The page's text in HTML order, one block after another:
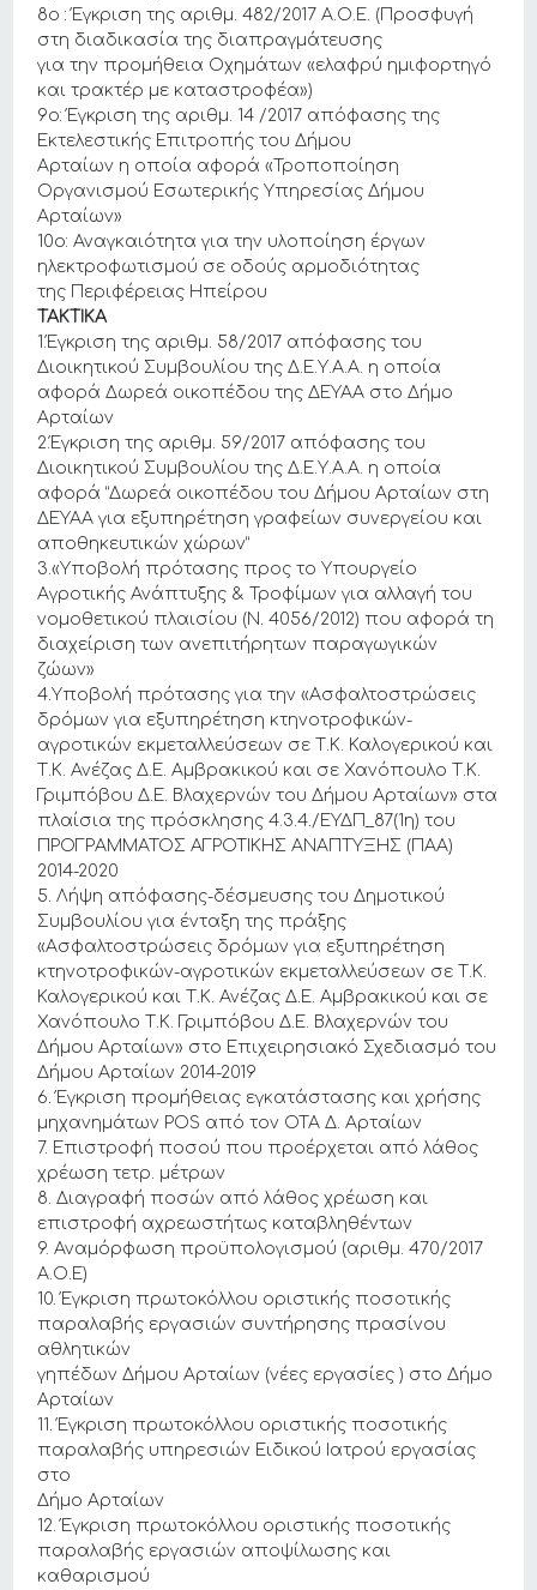
8ο : Έγκριση της αριθμ. 482/2017 Α.Ο.Ε. (Προσφυγή
στη διαδικασία της διαπραγμάτευσης
για την προμήθεια Οχημάτων «ελαφρύ ημιφορτηγό
και τρακτέρ με καταστροφέα»)
9ο: Έγκριση της αριθμ. 14 /2017 απόφασης της
Εκτελεστικής Επιτροπής του Δήμου
Αρταίων η οποία αφορά «Τροποποίηση
Οργανισμού Εσωτερικής Υπηρεσίας Δήμου
Αρταίων»
10ο: Αναγκαιότητα για την υλοποίηση έργων
ηλεκτροφωτισμού σε οδούς αρμοδιότητας
της Περιφέρειας Ηπείρου
ΤΑΚΤΙΚΑ
1.Έγκριση της αριθμ. 58/2017 απόφασης του
Διοικητικού Συμβουλίου της Δ.Ε.Υ.Α.Α. η οποία
αφορά Δωρεά οικοπέδου της ΔΕΥΑΑ στο Δήμο
Αρταίων
2.Έγκριση της αριθμ. 59/2017 απόφασης του
Διοικητικού Συμβουλίου της Δ.Ε.Υ.Α.Α. η οποία
αφορά “Δωρεά οικοπέδου του Δήμου Αρταίων στη
ΔΕΥΑΑ για εξυπηρέτηση γραφείων συνεργείου και
αποθηκευτικών χώρων”
3.«Υποβολή πρότασης προς το Υπουργείο
Αγροτικής Ανάπτυξης & Τροφίμων για αλλαγή του
νομοθετικού πλαισίου (Ν. 4056/2012) που αφορά τη
διαχείριση των ανεπιτήρητων παραγωγικών
ζώων»
4.Υποβολή πρότασης για την «Ασφαλτοστρώσεις
δρόμων για εξυπηρέτηση κτηνοτροφικών-
αγροτικών εκμεταλλεύσεων σε Τ.Κ. Καλογερικού και
Τ.Κ. Ανέζας Δ.Ε. Αμβρακικού και σε Χανόπουλο Τ.Κ.
Γριμπόβου Δ.Ε. Βλαχερνών του Δήμου Αρταίων» στα
πλαίσια της πρόσκλησης 4.3.4./ΕΥΔΠ_87(1η) του
ΠΡΟΓΡΑΜΜΑΤΟΣ ΑΓΡΟΤΙΚΗΣ ΑΝΑΠΤΥΞΗΣ (ΠΑΑ)
2014-2020
5. Λήψη απόφασης-δέσμευσης του Δημοτικού
Συμβουλίου για ένταξη της πράξης
«Ασφαλτοστρώσεις δρόμων για εξυπηρέτηση
κτηνοτροφικών-αγροτικών εκμεταλλεύσεων σε Τ.Κ.
Καλογερικού και Τ.Κ. Ανέζας Δ.Ε. Αμβρακικού και σε
Χανόπουλο Τ.Κ. Γριμπόβου Δ.Ε. Βλαχερνών του
Δήμου Αρταίων» στο Επιχειρησιακό Σχεδιασμό του
Δήμου Αρταίων 2014-2019
6. Έγκριση προμήθειας εγκατάστασης και χρήσης
μηχανημάτων POS από τον ΟΤΑ Δ. Αρταίων
7. Επιστροφή ποσού που προέρχεται από λάθος
χρέωση τετρ. μέτρων
8. Διαγραφή ποσών από λάθος χρέωση και
επιστροφή αχρεωστήτως καταβληθέντων
9. Αναμόρφωση προϋπολογισμού (αριθμ. 470/2017
Α.Ο.Ε)
10. Έγκριση πρωτοκόλλου οριστικής ποσοτικής
παραλαβής εργασιών συντήρησης πρασίνου
αθλητικών
γηπέδων Δήμου Αρταίων (νέες εργασίες ) στο Δήμο
Αρταίων
11. Έγκριση πρωτοκόλλου οριστικής ποσοτικής
παραλαβής υπηρεσιών Ειδικού Ιατρού εργασίας
στο
Δήμο Αρταίων
12. Έγκριση πρωτοκόλλου οριστικής ποσοτικής
παραλαβής εργασιών αποψίλωσης και
καθαρισμού